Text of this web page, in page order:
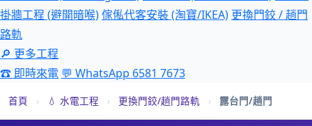
掛牆工程 (避開暗喉)傢俬代客安裝 (淘寶/IKEA) 更換門鉸 / 趟門
路軌
🔎 更多工程
☎ 即時來電 💬 WhatsApp 6581 7673
首頁 › 💧 水電工程 › 更換門鉸/趟門路軌 › 露台門/趟門